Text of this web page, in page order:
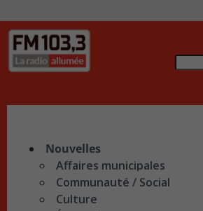
Nouvelles
Affaires municipales
Communauté / Social
Culture